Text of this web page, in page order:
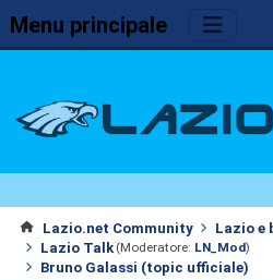
Menu principale
Lazio.net Community
Lazio e
Lazio Talk (Moderatore: LN_Mod)
Bruno Galassi (topic ufficiale)